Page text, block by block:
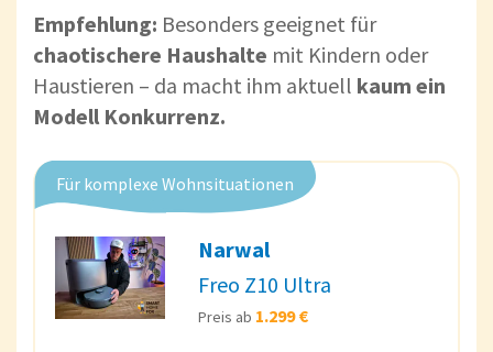
Empfehlung: Besonders geeignet für
chaotischere Haushalte mit Kindern oder
Haustieren – da macht ihm aktuell kaum ein
Modell Konkurrenz.
Für komplexe Wohnsituationen
Narwal
Freo Z10 Ultra
Preis ab 1.299 €